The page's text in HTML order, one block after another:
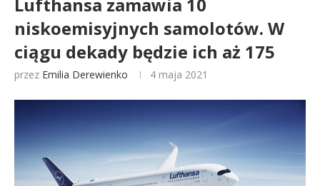
niskoemisyjnych samolotów. W
ciągu dekady będzie ich aż 175
przez Emilia Derewienko 4 maja 2021